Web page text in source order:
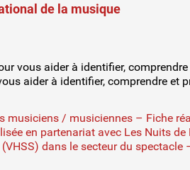
de la musique
vous aider à identifier,
aider à identifier, comprendre
/ musiciennes – Fiche
en partenariat avec Les Nuits de
dans le secteur du